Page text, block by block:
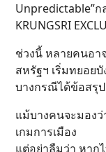
Unpredictable”
KRUNGSRI
ช่วงนี้ หลายคนอา
สหรัฐฯ เริ่มทยอย
บางกรณีได้ข้อสรุ
แม้บางคนจะมอง
เกมการเมือง
แต่อย่าลืมว่า หาก